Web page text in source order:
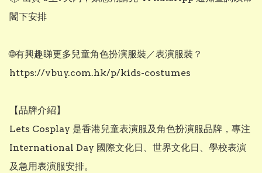
閣下安排
🌐有興趣睇更多兒童角色扮演服裝／表演服裝？
https://vbuy.com.hk/p/kids-costumes
【品牌介紹】
Lets Cosplay 是香港兒童表演服及角色扮演服品牌，專注
International Day 國際文化日、世界文化日、學校表演
及急用表演服安排。